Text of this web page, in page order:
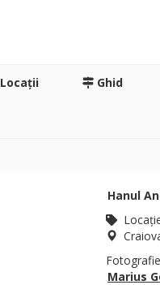
Locaţii Ghid
Hanul
Marius